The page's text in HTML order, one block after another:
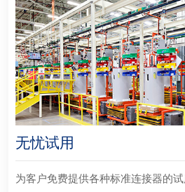
无忧试用
为客户免费提供各种标准连接器的